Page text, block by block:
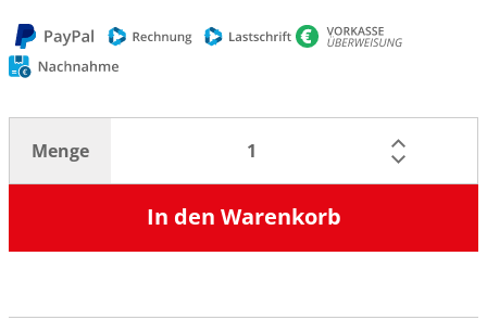
Menge
In den Warenkorb